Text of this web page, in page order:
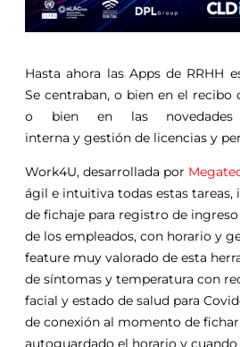
Hasta ahora las Apps de RRHH
Se centraban, o bien en el recibo
o bien en las novedades
interna y gestión de licencias y
Work4U, desarrollada por
ágil e intuitiva todas estas tareas,
de fichaje para registro de ingreso
de los empleados, con horario y
feature muy valorado de esta
de síntomas y temperatura con
facial y estado de salud para Covid
de conexión al momento de
autoguardado el horario y